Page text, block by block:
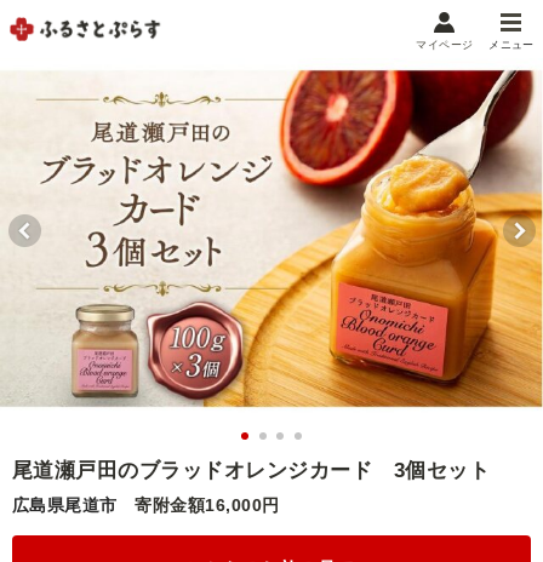
メニュー
マイメニュー
マイページ
お気に入り 閲覧履歴
メニュー
お礼の品から探す
お礼の品をカテゴリや金額で絞り込み
自治体から探す
ランキング
マイページ
尾道瀬戸田のブラッドオレンジカード 3個セット
広島県尾道市 寄附金額16,000円